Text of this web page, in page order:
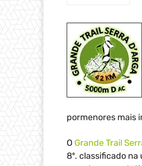
pormenores mais
O Grande Trail
8º. classificado